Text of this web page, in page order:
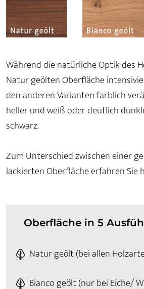
Während die natürliche Optik des
Natur geölten Oberfläche
den anderen Varianten farblich
heller und weiß oder deutlich
schwarz.
Zum Unterschied zwischen einer
lackierten Oberfläche erfahren Sie
Oberfläche in 5
Natur geölt (bei allen
Bianco geölt (nur bei Eiche/